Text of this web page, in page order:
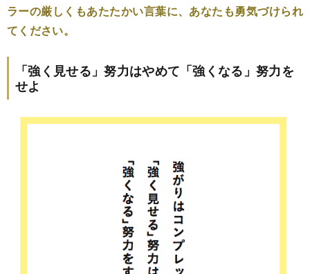
ラーの厳しくもあたたかい言葉に、あなたも勇気づけられ
てください。
「強く見せる」努力はやめて「強くなる」努力を
せよ